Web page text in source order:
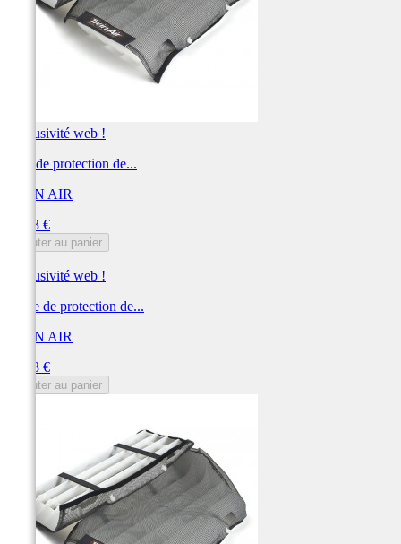
Exclusivité web !
Filet de protection de...
TWIN AIR
31,73 €
Ajouter au panier
Exclusivité web !
Grille de protection de...
TWIN AIR
31,73 €
Ajouter au panier